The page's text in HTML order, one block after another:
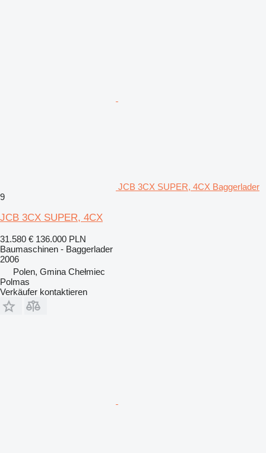
JCB 3CX SUPER, 4CX Baggerlader
9
JCB 3CX SUPER, 4CX
31.580 € 136.000 PLN
Baumaschinen - Baggerlader
2006
Polen, Gmina Chełmiec
Polmas
Verkäufer kontaktieren